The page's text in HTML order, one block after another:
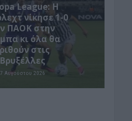
League: Η
νίκησε 1-0
ΠΑΟΚ στην
κι όλα θα
στις
Βρυξέλλες
7 Αυγούστου 2026